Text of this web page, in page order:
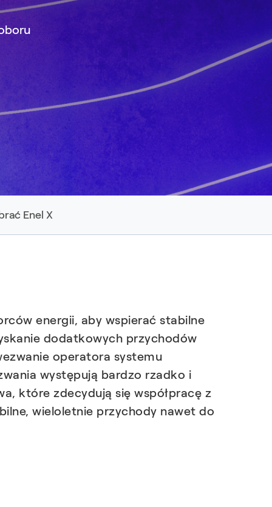
Enel X
energii, aby wspierać stabilne
dodatkowych przychodów
operatora systemu
występują bardzo rzadko i
które zdecydują się współpracę z
wieloletnie przychody nawet do